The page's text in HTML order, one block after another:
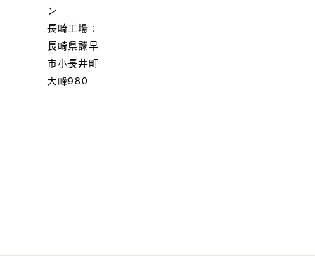
ン
長崎工場：
長崎県諫早
市小長井町
大峰980